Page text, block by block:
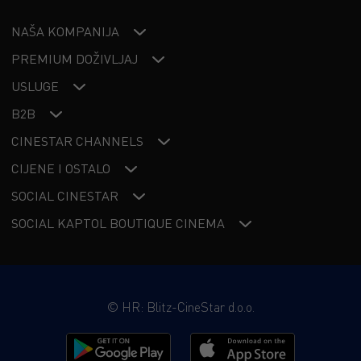
NAŠA KOMPANIJA
PREMIUM DOŽIVLJAJ
USLUGE
B2B
CINESTAR CHANNELS
CIJENE I OSTALO
SOCIAL CINESTAR
SOCIAL KAPTOL BOUTIQUE CINEMA
© HR: Blitz-CineStar d.o.o.